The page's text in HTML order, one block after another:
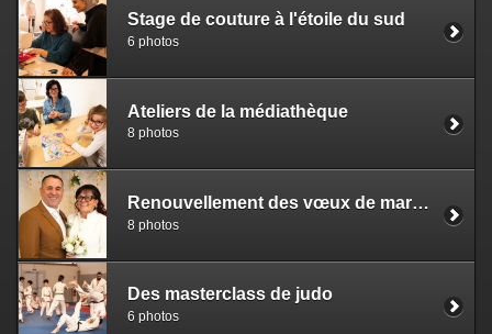
Stage de couture à l'étoile du sud
6 photos
Ateliers de la médiathèque
8 photos
Renouvellement des vœux de mariage
8 photos
Des masterclass de judo
6 photos